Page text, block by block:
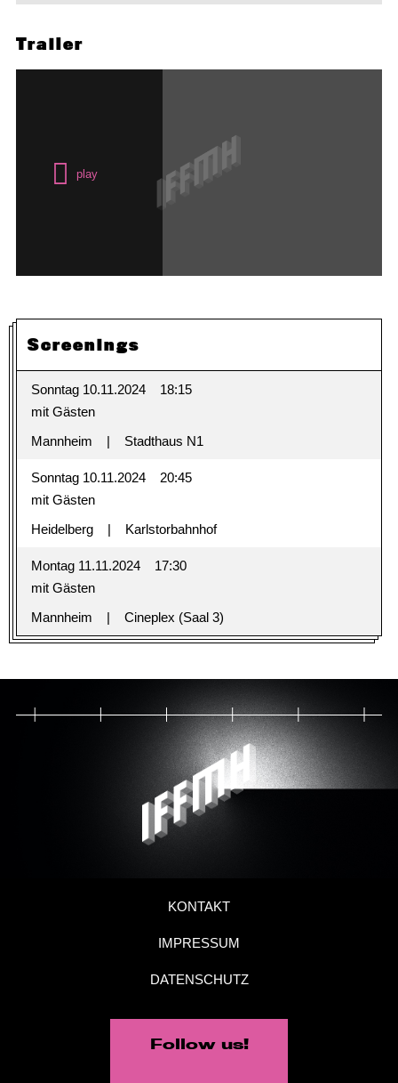
Trailer
Screenings
Sonntag 10.11.2024
18:15
mit Gästen
Mannheim
Stadthaus N1
Sonntag 10.11.2024
20:45
mit Gästen
Heidelberg
Karlstorbahnhof
Montag 11.11.2024
17:30
mit Gästen
Mannheim
Cineplex (Saal 3)
KONTAKT
IMPRESSUM
DATENSCHUTZ
Follow us!